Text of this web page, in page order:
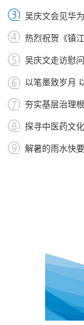
吴庆文会见华
热烈祝贺《镇
吴庆文走访慰
以笔墨致岁月
夯实基层治理
探寻中医药文
解暑的雨水快